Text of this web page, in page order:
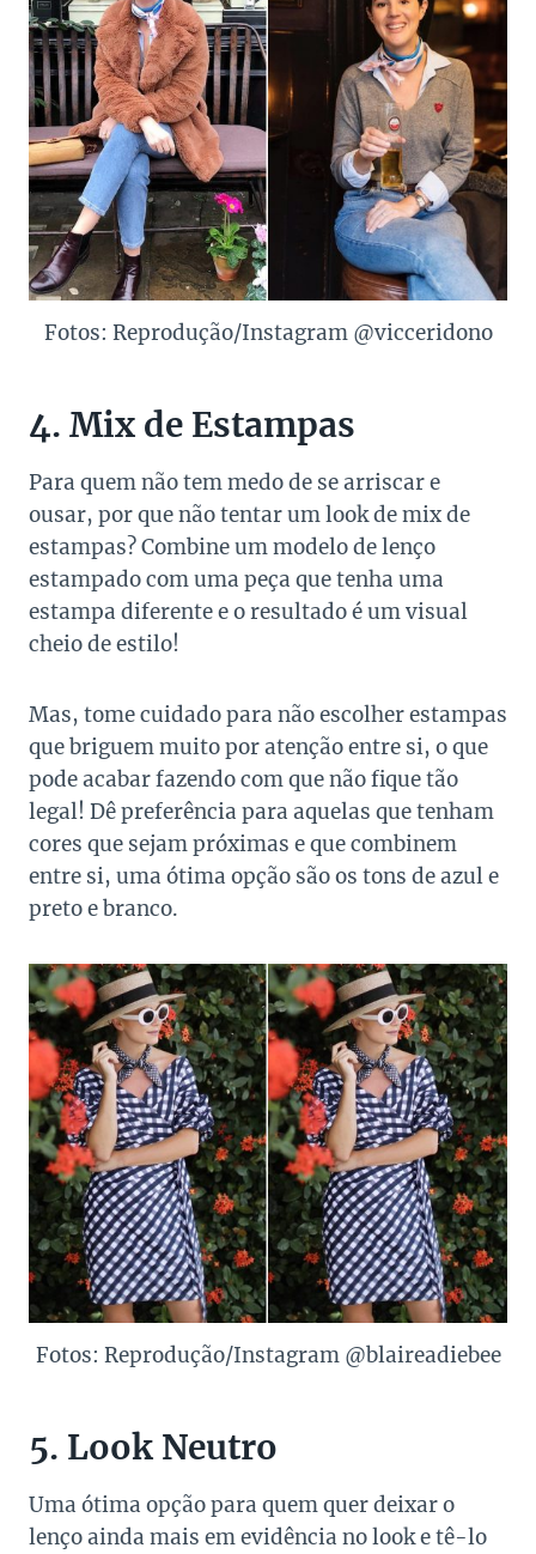
Fotos: Reprodução/Instagram @vicceridono
4. Mix de Estampas
Para quem não tem medo de se arriscar e
ousar, por que não tentar um look de mix de
estampas? Combine um modelo de lenço
estampado com uma peça que tenha uma
estampa diferente e o resultado é um visual
cheio de estilo!
Mas, tome cuidado para não escolher estampas
que briguem muito por atenção entre si, o que
pode acabar fazendo com que não fique tão
legal! Dê preferência para aquelas que tenham
cores que sejam próximas e que combinem
entre si, uma ótima opção são os tons de azul e
preto e branco.
Fotos: Reprodução/Instagram @blaireadiebee
5. Look Neutro
Uma ótima opção para quem quer deixar o
lenço ainda mais em evidência no look e tê-lo